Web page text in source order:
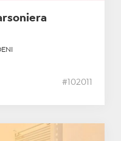
#102011